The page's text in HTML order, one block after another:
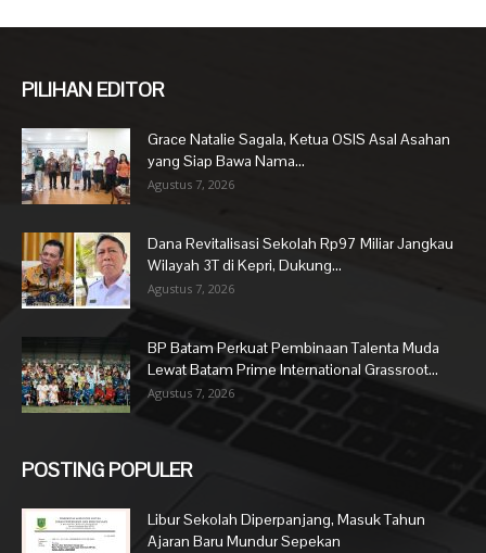
PILIHAN EDITOR
Grace Natalie Sagala, Ketua OSIS Asal Asahan
yang Siap Bawa Nama...
Agustus 7, 2026
Dana Revitalisasi Sekolah Rp97 Miliar Jangkau
Wilayah 3T di Kepri, Dukung...
Agustus 7, 2026
BP Batam Perkuat Pembinaan Talenta Muda
Lewat Batam Prime International Grassroot...
Agustus 7, 2026
POSTING POPULER
Libur Sekolah Diperpanjang, Masuk Tahun
Ajaran Baru Mundur Sepekan